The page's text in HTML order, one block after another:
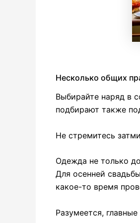
Несколько общих
Выбирайте наряд в
подбирают также
Не стремитесь
Одежда не только
Для осенней
какое-то время
Разумеется,